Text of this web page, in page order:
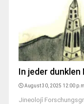
In jeder
August 30, 2025 12:00 p.m.
Jineolojî